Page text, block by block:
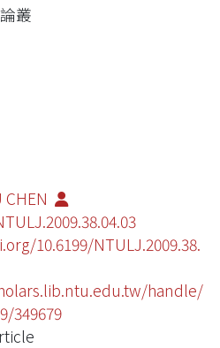
叢
CHEN
10.6199/NTULJ.2009.38.
handle/
349679